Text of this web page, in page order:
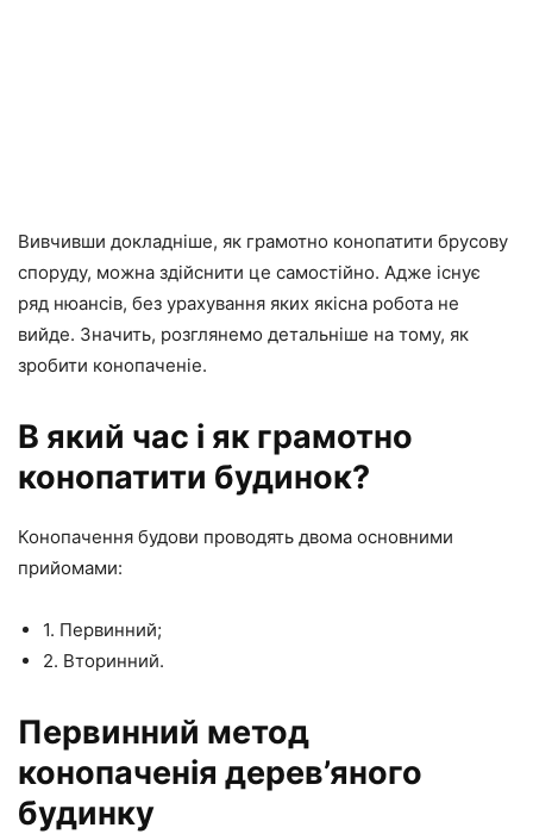
Вивчивши докладніше, як грамотно конопатити брусову
споруду, можна здійснити це самостійно. Адже існує
ряд нюансів, без урахування яких якісна робота не
вийде. Значить, розглянемо детальніше на тому, як
зробити конопаченіе.
В який час і як грамотно
конопатити будинок?
Конопачення будови проводять двома основними
прийомами:
1. Первинний;
2. Вторинний.
Первинний метод
конопаченія дерев’яного
будинку